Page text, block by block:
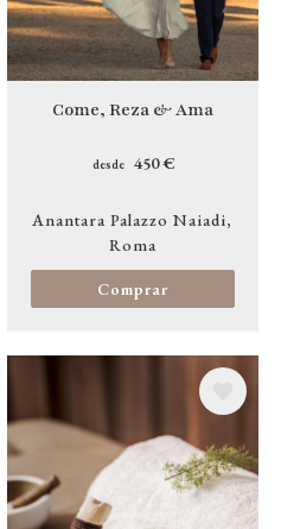
Come, Reza & Ama
desde 450 €
Anantara Palazzo Naiadi
Roma
Comprar